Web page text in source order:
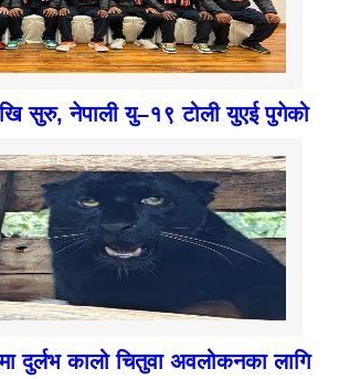
सुरु, नेपाली यु–१९ टोली युएई पुगेको
दुर्लभ कालो चितुवा अवलोकनका लागि